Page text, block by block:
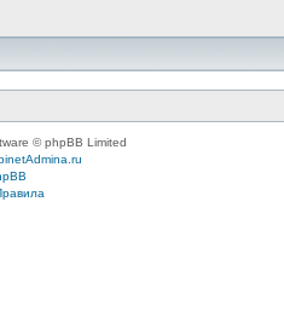
© phpBB Limited